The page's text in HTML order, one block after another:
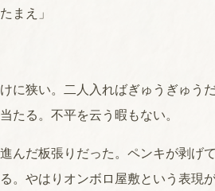
まえ」
に狭い。二人入ればぎゅうぎゅう
たる。不平を云う暇もない。
んだ板張りだった。ペンキが剥げ
。やはりオンボロ屋敷という表現が